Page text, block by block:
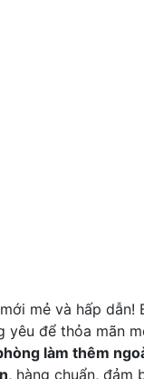
mẻ và hấp
yêu để thỏa mãn
làm thêm
, hàng chuẩn, đảm